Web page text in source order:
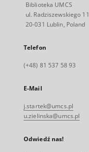
Biblioteka UMCS
ul. Radziszewskiego 11
20-031 Lublin, Poland
Telefon
(+48) 81 537 58 93
E-Mail
j.startek@umcs.pl
u.zielinska@umcs.pl
Odwiedź nas!